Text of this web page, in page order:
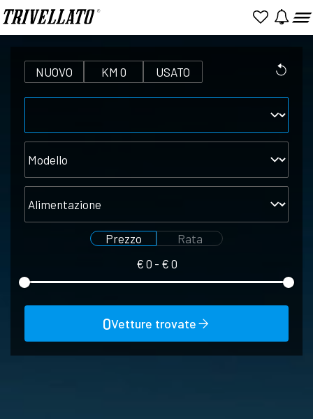
NUOVO KM 0 USATO
Prezzo
Rata
€ 0 - € 0
Seleziona
Seleziona
rata
0Vetture trovate